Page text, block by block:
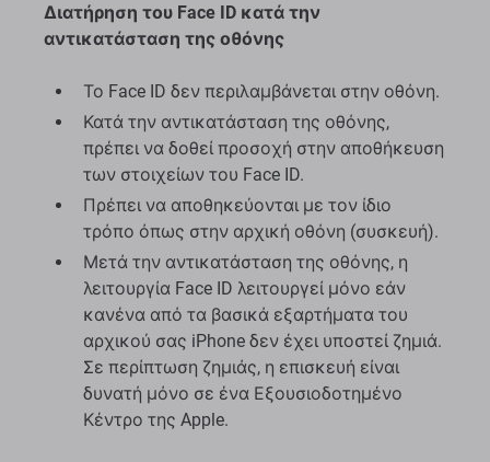
Διατήρηση του Face ID κατά την
αντικατάσταση της οθόνης
Το Face ID δεν περιλαμβάνεται στην οθόνη.
Κατά την αντικατάσταση της οθόνης,
πρέπει να δοθεί προσοχή στην αποθήκευση
των στοιχείων του Face ID.
Πρέπει να αποθηκεύονται με τον ίδιο
τρόπο όπως στην αρχική οθόνη (συσκευή).
Μετά την αντικατάσταση της οθόνης, η
λειτουργία Face ID λειτουργεί μόνο εάν
κανένα από τα βασικά εξαρτήματα του
αρχικού σας iPhone δεν έχει υποστεί ζημιά.
Σε περίπτωση ζημιάς, η επισκευή είναι
δυνατή μόνο σε ένα Εξουσιοδοτημένο
Κέντρο της Apple.